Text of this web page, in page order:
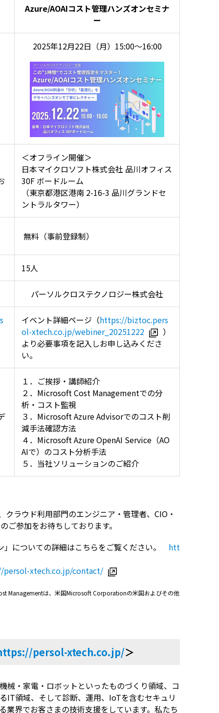
Azure/AOAIコスト管理ハンズオンセミナ
ー
2025年12月22日（月）15:00～16:00
＜オフライン開催＞
日本マイクロソフト株式会社 品川オフィス
30F ボードルーム
（東京都港区港南 2-16-3 品川グランドセ
ントラルタワー）
無料（事前登録制）
15人
パーソルクロステクノロジー株式会社
イベント詳細ページ（https://biztoc.pers
ol-xtech.co.jp/webiner_20251222
）
より必要事項を記入しお申し込みくださ
い。
１．ご挨拶・講師紹介
２．Microsoft Cost Managementでの分
析・コスト監視
３．Microsoft Azure Advisorでのコスト削
減手法確認方法
４．Microsoft Azure OpenAI Service（AO
AIで）のコスト分析手法
５．当社ソリューションのご紹介
ラウド利用部門のエンジニア・管理者、 CIO ・
参加をお待ちしております。
」についての詳細はこちらをご覧ください。 htt
persol-xtech.co.jp/contact/
Managementは、米国Microsoft Corporationの米国およびその他
persol-xtech.co.jp/＞
械・家電・ロボットといったものづくり領域、コ
IT領域、そして診断、運用、 IoTを含むセキュリ
界でお客さまの技術支援をしています。私たち